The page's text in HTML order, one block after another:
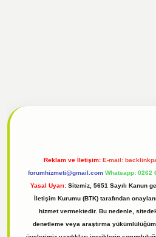
Reklam ve İletişim: E-mail:
forumhizmeti@gmail.com Whatsapp: 0262
Yasal Uyarı: Sitemiz, 5651 Sayılı Kanun
İletişim Kurumu (BTK) tarafından
hizmet vermektedir. Bu nedenle,
denetleme veya araştırma